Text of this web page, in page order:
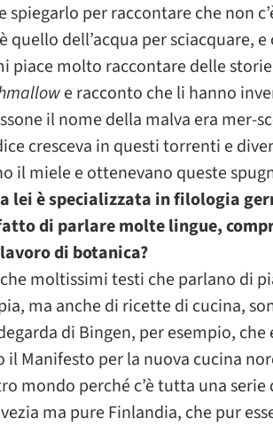
spiegarlo per raccontare che non
quello dell’acqua per sciacquare,
piace molto raccontare delle
e racconto che li hanno
il nome della malva era mer-
cresceva in questi torrenti e
il miele e ottenevano queste
lei è specializzata in filologia
di parlare molte lingue,
di botanica?
moltissimi testi che parlano di
ma anche di ricette di cucina,
di Bingen, per esempio, che
il Manifesto per la nuova cucina
mondo perché c’è tutta una
ma pure Finlandia, che pur